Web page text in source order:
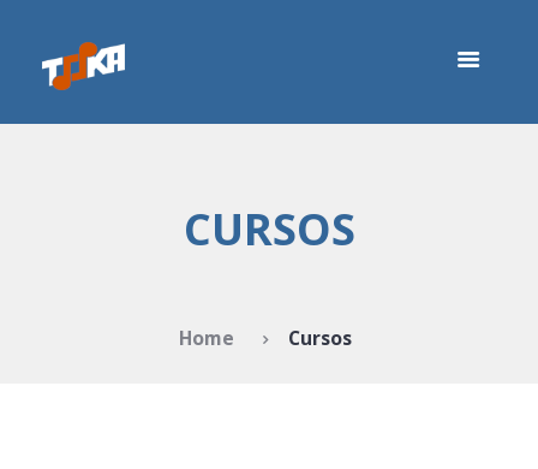
CURSOS
Home Cursos